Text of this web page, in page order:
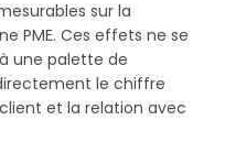
sur la
PME. Ces effets ne se
une palette de
le chiffre
et la relation avec